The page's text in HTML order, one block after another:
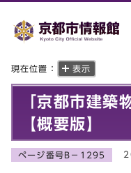
現在位置： 表示
「京都市建築
【概要版】
ページ番号B－1295